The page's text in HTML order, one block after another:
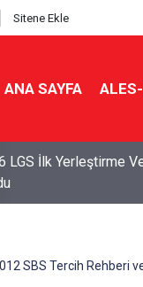
Sitene Ekle
ANA SAYFA
LGS İlk Yerleştirme
SBS Tercih Rehberi